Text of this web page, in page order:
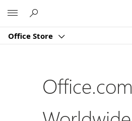
Office Store
Office.com